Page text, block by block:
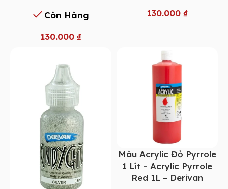
Còn Hàng
130.000 ₫
130.000 ₫
Màu Acrylic Đỏ Pyrrole
1 Lít – Acrylic Pyrrole
Red 1L – Derivan